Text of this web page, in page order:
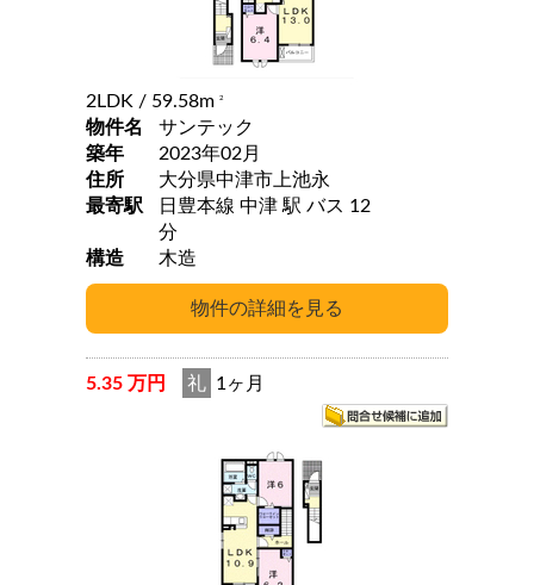
2LDK / 59.58m 2
物件名
サンテック
築年
2023年02月
住所
大分県中津市上池永
最寄駅
日豊本線 中津 駅 バス 12
分
構造
木造
5.35 万円 礼 1ヶ月